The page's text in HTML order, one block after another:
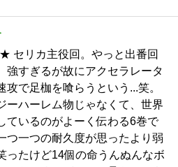
リカ主役回。やっと出番回
強すぎるが故にアクセラレータ
攻で足枷を喰らうという...笑。
ーハーレム物じゃなくて、世界
ているのがよーく伝わる6巻で
つ一つの耐久度が思ったより弱
ったけど14個の命うんぬんなボ